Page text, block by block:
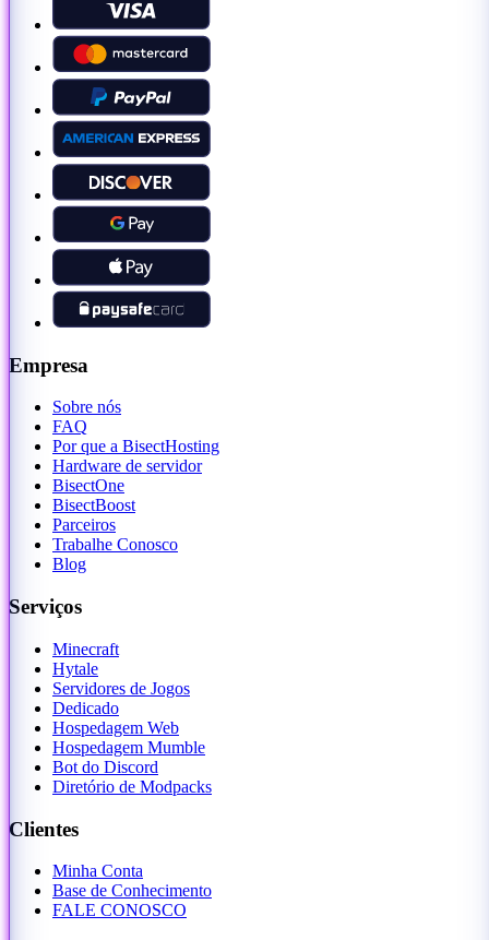
Empresa
Sobre nós
FAQ
Por que a BisectHosting
Hardware de servidor
BisectOne
BisectBoost
Parceiros
Trabalhe Conosco
Blog
Serviços
Minecraft
Hytale
Servidores de Jogos
Dedicado
Hospedagem Web
Hospedagem Mumble
Bot do Discord
Diretório de Modpacks
Clientes
Minha Conta
Base de Conhecimento
FALE CONOSCO